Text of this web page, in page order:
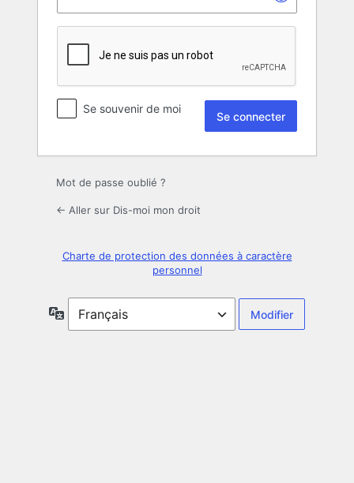
Se souvenir de moi
Mot de passe oublié ?
← Aller sur Dis-moi mon droit
Charte de protection des données à caractère
personnel
Langue